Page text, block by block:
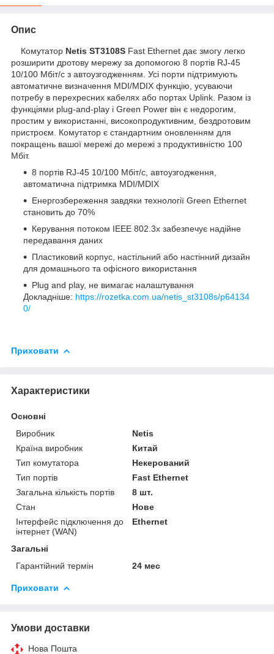
Опис
Комутатор Netis ST3108S Fast Ethernet дає змогу легко
розширити дротову мережу за допомогою 8 портів RJ-45
10/100 Мбіт/с з автоузгодженням. Усі порти підтримують
автоматичне визначення MDI/MDIX функцію, усуваючи
потребу в перехресних кабелях або портах Uplink. Разом із
функціями plug-and-play і Green Power він є недорогим,
простим у використанні, високопродуктивним, бездротовим
пристроєм. Комутатор є стандартним оновленням для
покращень вашої мережі до мережі з продуктивністю 100
Мбіт.
8 портів RJ-45 10/100 Мбіт/с, автоузгодження,
автоматична підтримка MDI/MDIX
Енергозбереження завдяки технології Green Ethernet
становить до 70%
Керування потоком IEEE 802.3x забезпечує надійне
передавання даних
Пластиковий корпус, настільний або настінний дизайн
для домашнього та офісного використання
Plug and play, не вимагає налаштування
Докладніше: https://rozetka.com.ua/netis_st3108s/p64134
0/
Приховати
Характеристики
Основні
Виробник
Netis
Країна виробник
Китай
Тип комутатора
Некерований
Тип портів
Fast Ethernet
Загальна кількість портів
8 шт.
Стан
Нове
Інтерфейс підключення до
інтернет (WAN)
Ethernet
Загальні
Гарантійний термін
24 мес
Приховати
Умови доставки
Нова Пошта